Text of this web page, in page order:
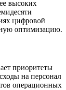
высоких
цифровой
оптимизацию.
приоритеты
на персонал
операционных